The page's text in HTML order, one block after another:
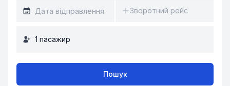
Зворотний рейс
1 пасажир
Пошук